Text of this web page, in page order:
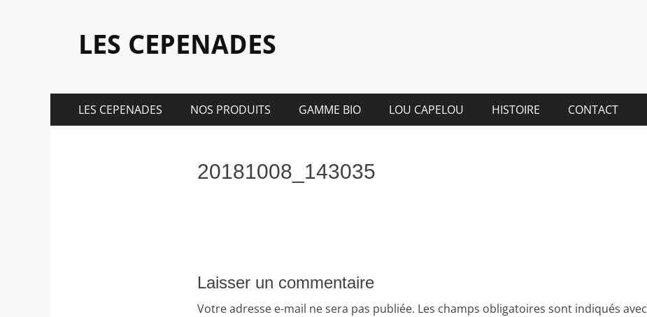
LES CEPENADES
Menu
principal
LES CEPENADES NOS PRODUITS GAMME BIO LOU CAPELOU HISTOIRE CONTACT
20181008_143035
Laisser un commentaire
Votre adresse e-mail ne sera pas publiée. Les champs obligatoires sont indiqués avec